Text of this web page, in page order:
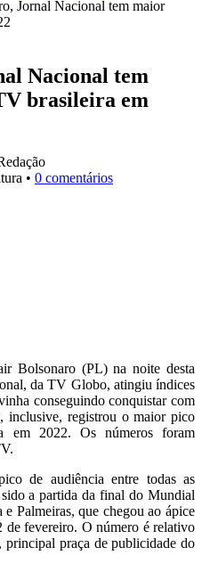
Jornal Nacional tem maior
Nacional tem
brasileira em
• 0 comentários
Bolsonaro (PL) na noite desta
da TV Globo, atingiu índices
conseguindo conquistar com
inclusive, registrou o maior pico
em 2022. Os números foram
de audiência entre todas as
a partida da final do Mundial
Palmeiras, que chegou ao ápice
de fevereiro. O número é relativo
principal praça de publicidade do